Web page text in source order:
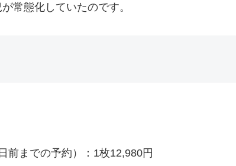
常態化していたのです。
前までの予約）：1枚12,980円